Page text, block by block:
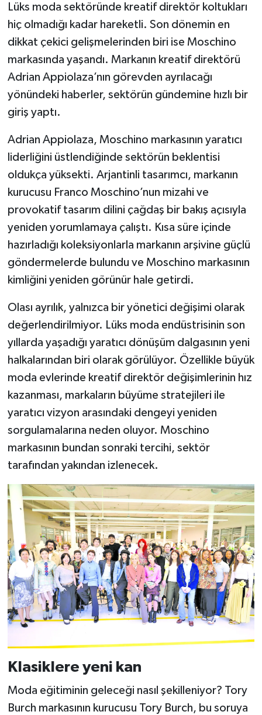
Lüks moda sektöründe kreatif direktör koltukları
hiç olmadığı kadar hareketli. Son dönemin en
dikkat çekici gelişmelerinden biri ise Moschino
markasında yaşandı. Markanın kreatif direktörü
Adrian Appiolaza’nın görevden ayrılacağı
yönündeki haberler, sektörün gündemine hızlı bir
giriş yaptı.
Adrian Appiolaza, Moschino markasının yaratıcı
liderliğini üstlendiğinde sektörün beklentisi
oldukça yüksekti. Arjantinli tasarımcı, markanın
kurucusu Franco Moschino’nun mizahi ve
provokatif tasarım dilini çağdaş bir bakış açısıyla
yeniden yorumlamaya çalıştı. Kısa süre içinde
hazırladığı koleksiyonlarla markanın arşivine güçlü
göndermelerde bulundu ve Moschino markasının
kimliğini yeniden görünür hale getirdi.
Olası ayrılık, yalnızca bir yönetici değişimi olarak
değerlendirilmiyor. Lüks moda endüstrisinin son
yıllarda yaşadığı yaratıcı dönüşüm dalgasının yeni
halkalarından biri olarak görülüyor. Özellikle büyük
moda evlerinde kreatif direktör değişimlerinin hız
kazanması, markaların büyüme stratejileri ile
yaratıcı vizyon arasındaki dengeyi yeniden
sorgulamalarına neden oluyor. Moschino
markasının bundan sonraki tercihi, sektör
tarafından yakından izlenecek.
Klasiklere yeni kan
Moda eğitiminin geleceği nasıl şekilleniyor? Tory
Burch markasının kurucusu Tory Burch, bu soruya